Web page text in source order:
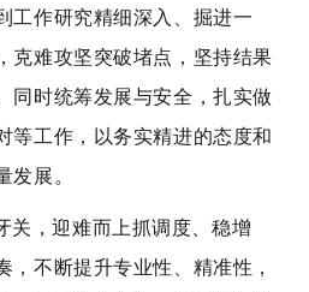
工作研究精细深入、掘进一
克难攻坚突破堵点，坚持结果
同时统筹发展与安全，扎实做
等工作，以务实精进的态度和
发展。
关，迎难而上抓调度、 稳增
， 不断提升专业性、精准性，